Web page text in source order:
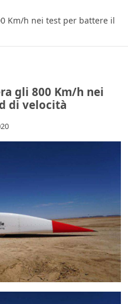
Km/h nei test per battere il
gli 800 Km/h nei
di velocità